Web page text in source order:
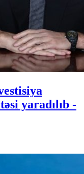
yaradılıb -